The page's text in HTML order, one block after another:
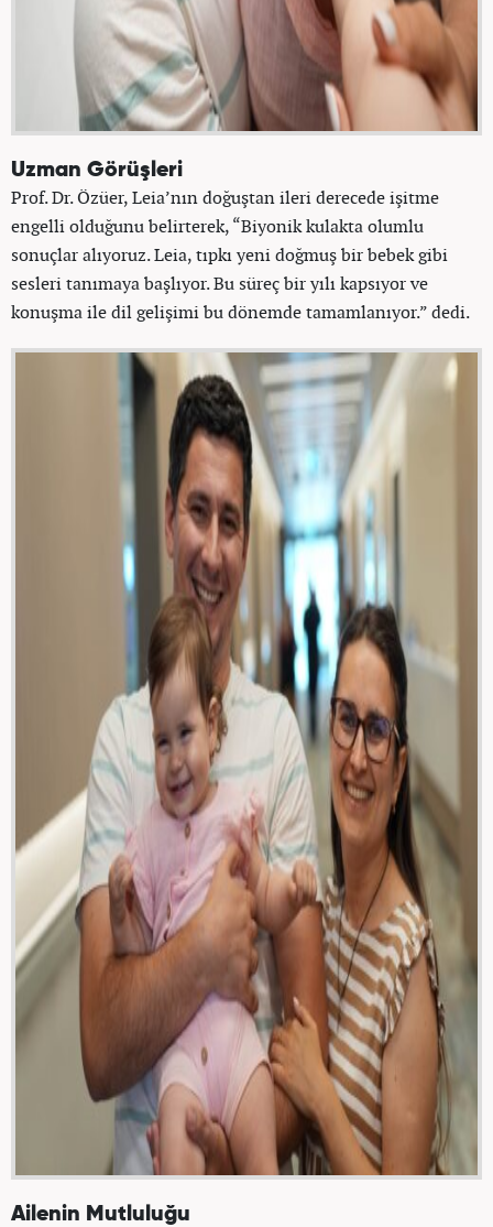
Uzman Görüşleri
Prof. Dr. Özüer, Leia’nın doğuştan ileri derecede işitme
engelli olduğunu belirterek, “Biyonik kulakta olumlu
sonuçlar alıyoruz. Leia, tıpkı yeni doğmuş bir bebek gibi
sesleri tanımaya başlıyor. Bu süreç bir yılı kapsıyor ve
konuşma ile dil gelişimi bu dönemde tamamlanıyor.” dedi.
Ailenin Mutluluğu